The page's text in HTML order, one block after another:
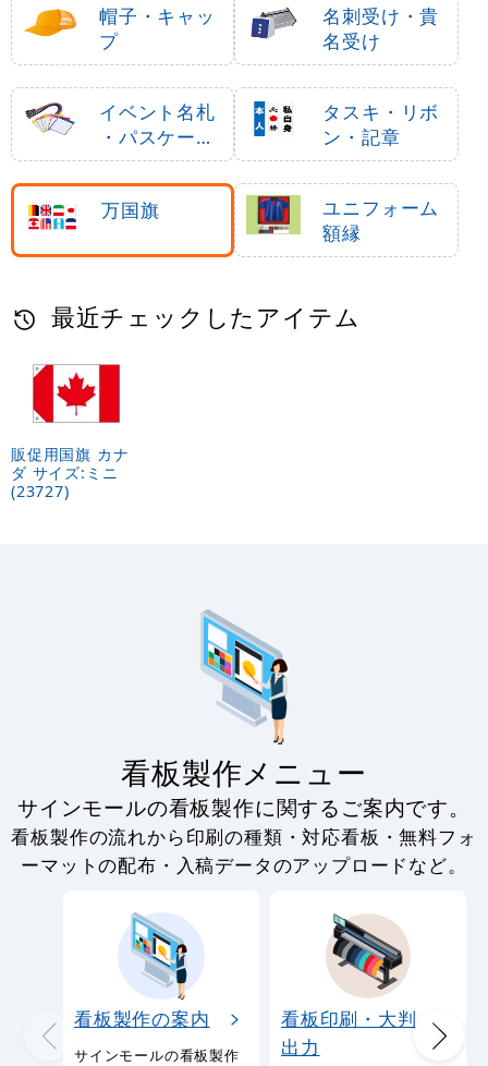
帽子・キャッ
プ
名刺受け・貴
名受け
イベント名札
・パスケース
・ネームホル
ダー
タスキ・リボ
ン・記章
万国旗
ユニフォーム
額縁
最近チェックしたアイテム
販促用国旗 カナ
ダ サイズ:ミニ
(23727)
看板製作メニュー
サインモールの看板製作に関するご案内です。
看板製作の流れから印刷の種類・対応看板・無料フォ
ーマットの配布・入稿データのアップロードなど。
看板製作の案内
サインモールの看板製作
看板印刷・大判
出力